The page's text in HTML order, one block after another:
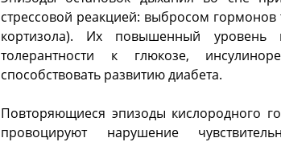
стрессовой реакцией: выбросом гормонов
кортизола). Их повышенный уровень
толерантности к глюкозе,
способствовать развитию диабета.
Повторяющиеся эпизоды кислородного
провоцируют нарушение